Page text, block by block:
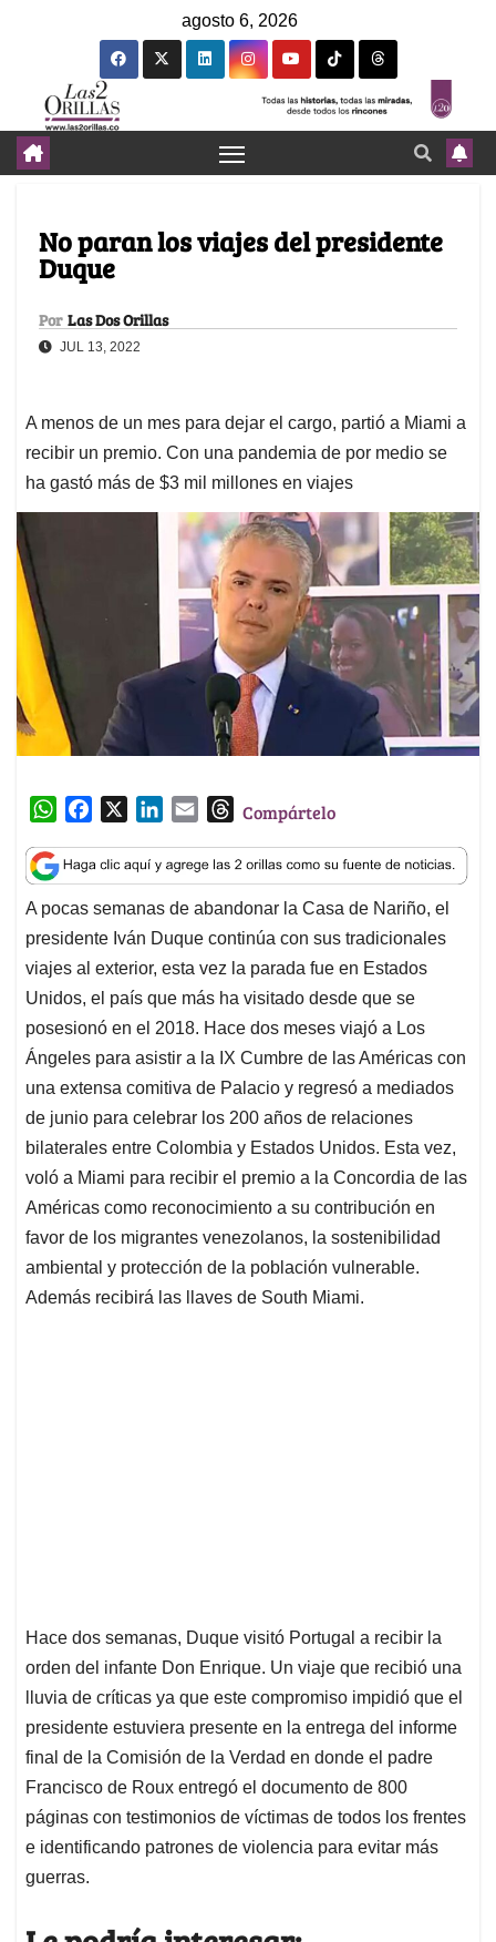
agosto 6, 2026
No paran los viajes del presidente
Duque
Por Las Dos Orillas
JUL 13, 2022
A menos de un mes para dejar el cargo, partió a Miami a
recibir un premio. Con una pandemia de por medio se
ha gastó más de $3 mil millones en viajes
W
a
t
s
A
p
p
c
e
b
o
o
k
n
k
e
d
I
n
a
i
l
T
r
e
a
d
s
Compártelo
A pocas semanas de abandonar la Casa de Nariño, el
presidente Iván Duque continúa con sus tradicionales
viajes al exterior, esta vez la parada fue en Estados
Unidos, el país que más ha visitado desde que se
posesionó en el 2018. Hace dos meses viajó a Los
Ángeles para asistir a la IX Cumbre de las Américas con
una extensa comitiva de Palacio y regresó a mediados
de junio para celebrar los 200 años de relaciones
bilaterales entre Colombia y Estados Unidos. Esta vez,
voló a Miami para recibir el premio a la Concordia de las
Américas como reconocimiento a su contribución en
favor de los migrantes venezolanos, la sostenibilidad
ambiental y protección de la población vulnerable.
Además recibirá las llaves de South Miami.
Hace dos semanas, Duque visitó Portugal a recibir la
orden del infante Don Enrique. Un viaje que recibió una
lluvia de críticas ya que este compromiso impidió que el
presidente estuviera presente en la entrega del informe
final de la Comisión de la Verdad en donde el padre
Francisco de Roux entregó el documento de 800
páginas con testimonios de víctimas de todos los frentes
e identificando patrones de violencia para evitar más
guerras.